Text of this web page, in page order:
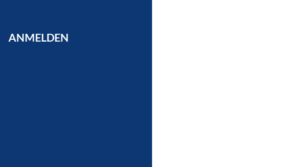
ANMELDEN